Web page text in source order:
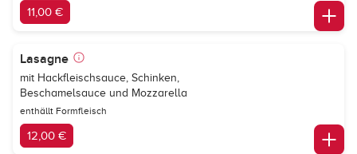
11,00 €
Lasagne
mit Hackfleischsauce, Schinken,
Beschamelsauce und Mozzarella
enthällt Formfleisch
12,00 €